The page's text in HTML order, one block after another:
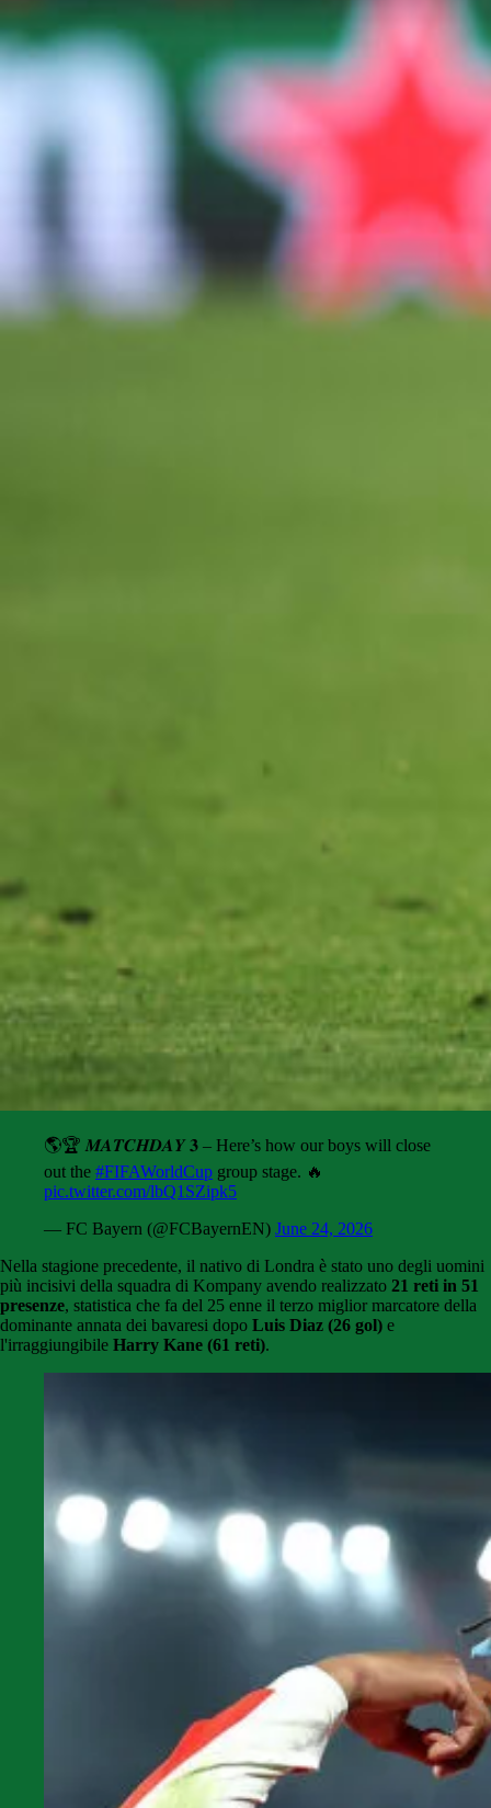
🌎🏆 𝑴𝑨𝑻𝑪𝑯𝑫𝑨𝒀 𝟑 – Here’s how our boys will close
out the #FIFAWorldCup group stage. 🔥
pic.twitter.com/lbQ1SZipk5
— FC Bayern (@FCBayernEN) June 24, 2026
Nella stagione precedente, il nativo di Londra è stato uno degli uomini
più incisivi della squadra di Kompany avendo realizzato 21 reti in 51
presenze, statistica che fa del 25 enne il terzo miglior marcatore della
dominante annata dei bavaresi dopo Luis Diaz (26 gol) e
l'irraggiungibile Harry Kane (61 reti).